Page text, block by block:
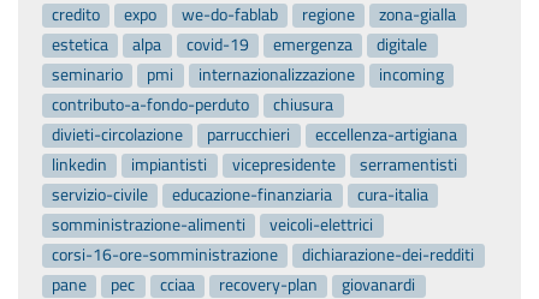
credito
expo we-do-fablab regione
zona-gialla
estetica
alpa covid-19 emergenza
digitale
seminario
pmi internazionalizzazione
incoming
contributo-a-fondo-perduto
chiusura
divieti-circolazione
parrucchieri
eccellenza-artigiana
linkedin
impiantisti vicepresidente
serramentisti
servizio-civile
educazione-finanziaria
cura-italia
somministrazione-alimenti
veicoli-elettrici
corsi-16-ore-somministrazione
dichiarazione-dei-redditi
pane
pec cciaa recovery-plan
giovanardi